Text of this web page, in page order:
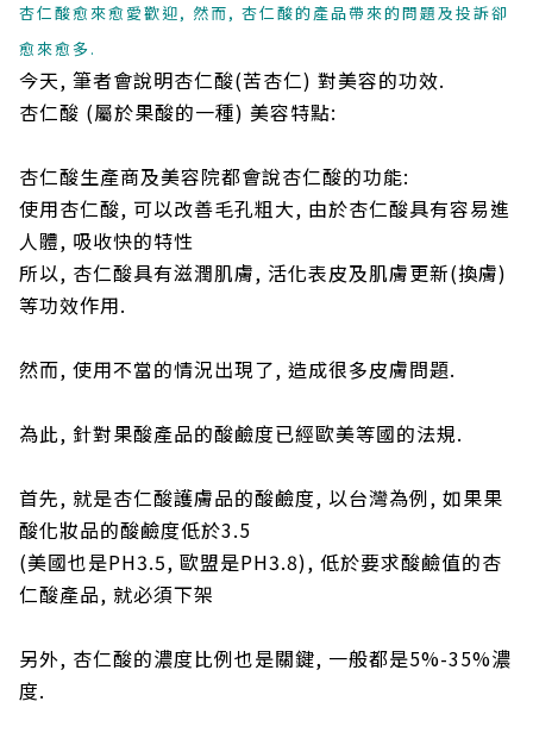
杏仁酸愈來愈愛歡迎, 然而, 杏仁酸的產品帶來的問題及投訴卻
愈來愈多.
今天, 筆者會說明杏仁酸(苦杏仁) 對美容的功效.
杏仁酸 (屬於果酸的一種) 美容特點:
杏仁酸生產商及美容院都會說杏仁酸的功能:
使用杏仁酸, 可以改善毛孔粗大, 由於杏仁酸具有容易進
人體, 吸收快的特性
所以, 杏仁酸具有滋潤肌膚, 活化表皮及肌膚更新(換膚)
等功效作用.
然而, 使用不當的情況出現了, 造成很多皮膚問題.
為此, 針對果酸產品的酸鹼度已經歐美等國的法規.
首先, 就是杏仁酸護膚品的酸鹼度, 以台灣為例, 如果果
酸化妝品的酸鹼度低於3.5
(美國也是PH3.5, 歐盟是PH3.8), 低於要求酸鹼值的杏
仁酸產品, 就必須下架
另外, 杏仁酸的濃度比例也是關鍵, 一般都是5%-35%濃
度.